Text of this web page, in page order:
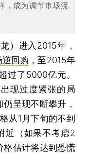
，成为调节市场流
） 进入2015年，
回购 ，至2015年
过了5000亿元。
现过度紧张的局
呈现不断攀升，
从1月下旬的不到
近（如果不考虑2
格估计将达到恐慌